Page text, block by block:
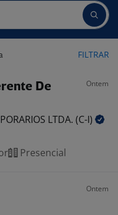
FILTRAR
De
Ontem
LTDA. (C-I)
Presencial
Ontem